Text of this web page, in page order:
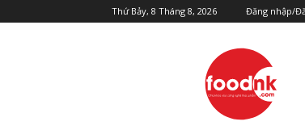
Thứ Bảy, 8 Tháng 8, 2026 Đăng nhập/